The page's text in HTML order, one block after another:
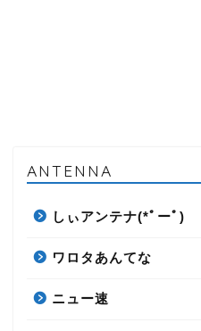
ANTENNA
しぃアンテナ(*ﾟーﾟ)
ワロタあんてな
ニュー速